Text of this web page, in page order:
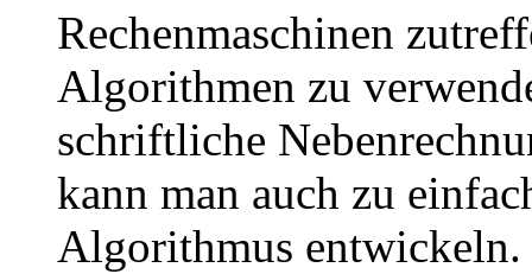
Rechenmaschinen
Algorithmen zu
schriftliche
kann man auch zu
Algorithmus entwickeln.